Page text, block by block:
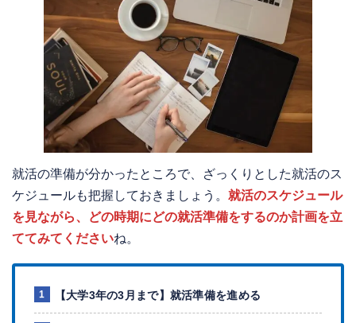
就活の準備が分かったところで、ざっくりとした就活のス
ケジュールも把握しておきましょう。 就活のスケジュール
を見ながら、どの時期にどの就活準備をするのか計画を立
ててみてくださいね。
【大学3年の3月まで】就活準備を進める